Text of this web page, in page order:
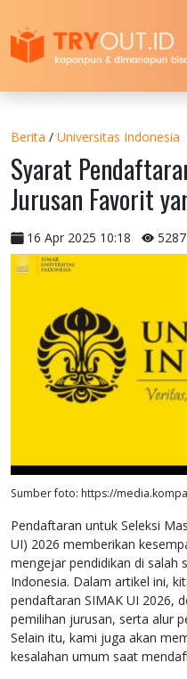
Berita / Universitas Indonesia
Syarat
Jurusan Favorit
16 Apr 2025 10:18 5287
Sumber foto: https://
Pendaftaran untuk Seleksi
UI) 2026 memberikan
mengejar pendidikan di salah
Indonesia. Dalam artikel ini,
pendaftaran SIMAK UI 2026,
pemilihan jurusan, serta alur
Selain itu, kami juga akan
kesalahan umum saat